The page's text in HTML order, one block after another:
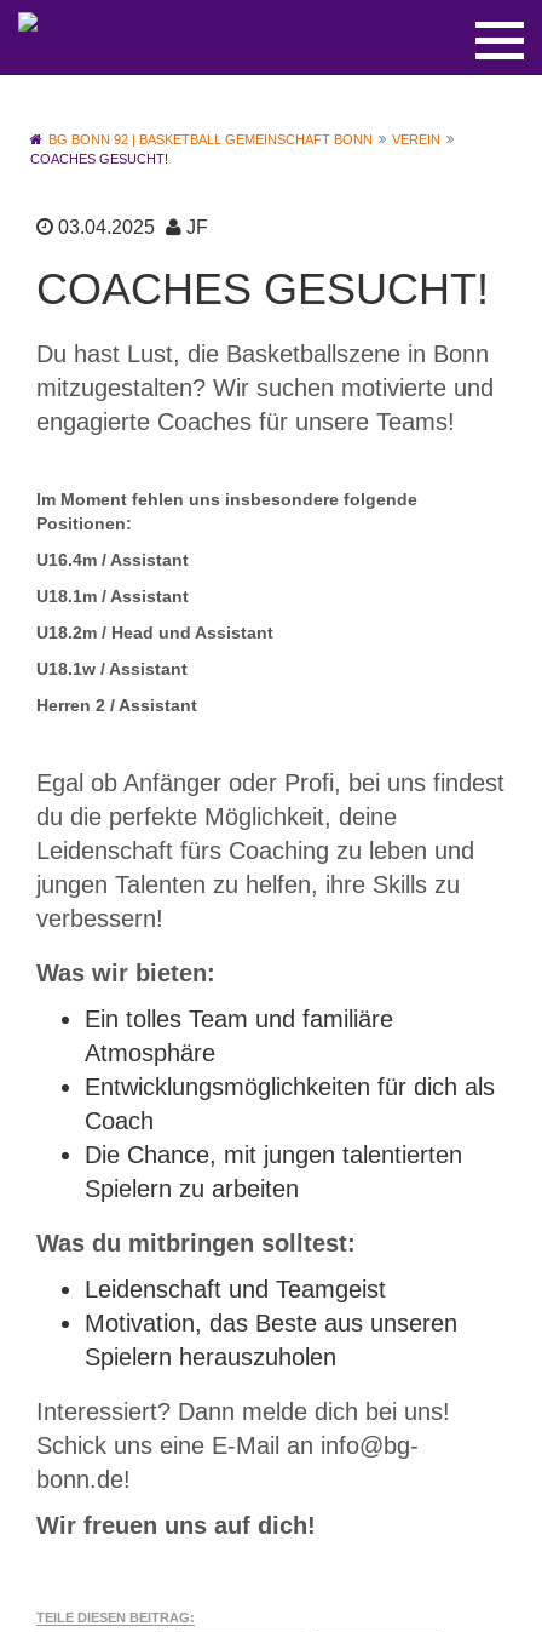
BG BONN 92 | BASKETBALL GEMEINSCHAFT BONN
VEREIN
COACHES GESUCHT!
03.04.2025 JF
COACHES GESUCHT!
Du hast Lust, die Basketballszene in Bonn
mitzugestalten? Wir suchen motivierte und
engagierte Coaches für unsere Teams!
Im Moment fehlen uns insbesondere folgende
Positionen:
U16.4m / Assistant
U18.1m / Assistant
U18.2m / Head und Assistant
U18.1w / Assistant
Herren 2 / Assistant
Egal ob Anfänger oder Profi, bei uns findest
du die perfekte Möglichkeit, deine
Leidenschaft fürs Coaching zu leben und
jungen Talenten zu helfen, ihre Skills zu
verbessern!
Was wir bieten:
Ein tolles Team und familiäre
Atmosphäre
Entwicklungsmöglichkeiten für dich als
Coach
Die Chance, mit jungen talentierten
Spielern zu arbeiten
Was du mitbringen solltest:
Leidenschaft und Teamgeist
Motivation, das Beste aus unseren
Spielern herauszuholen
Interessiert? Dann melde dich bei uns!
Schick uns eine E-Mail an info@bg-
bonn.de!
Wir freuen uns auf dich!
TEILE DIESEN BEITRAG: